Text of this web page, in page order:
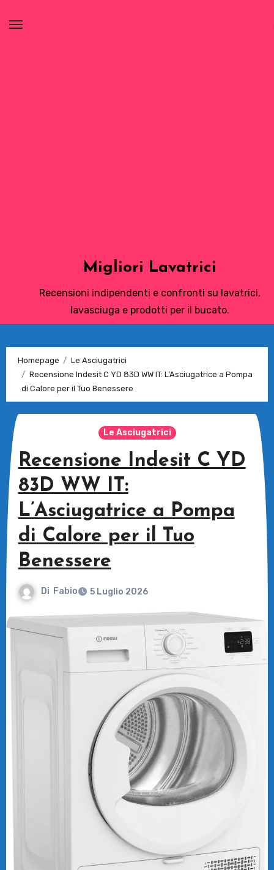
Migliori Lavatrici
Recensioni indipendenti e confronti su lavatrici,
lavasciuga e prodotti per il bucato.
Homepage
Le Asciugatrici
Recensione Indesit C YD 83D WW IT: L’Asciugatrice a Pompa
di Calore per il Tuo Benessere
Le Asciugatrici
Recensione Indesit C YD
83D WW IT:
L’Asciugatrice a Pompa
di Calore per il Tuo
Benessere
Di Fabio 5 Luglio 2026